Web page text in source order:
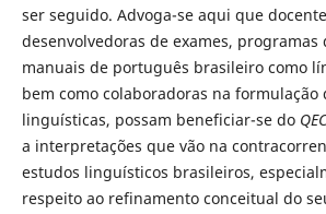
ser seguido. Advoga-se aqui que
desenvolvedoras de exames, programas
manuais de português brasileiro como
bem como colaboradoras na formulação
linguísticas, possam beneficiar-se do
a interpretações que vão na
estudos linguísticos brasileiros,
respeito ao refinamento conceitual do